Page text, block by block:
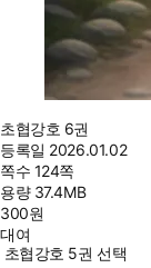
초협강호 6권
등록일 2026.01.02
쪽수 124쪽
용량 37.4MB
300원
대여
초협강호 5권 선택